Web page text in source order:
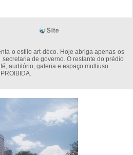
o estilo art-déco. Hoje abriga apenas os
de governo. O restante do prédio
auditório, galeria e espaço multiuso.